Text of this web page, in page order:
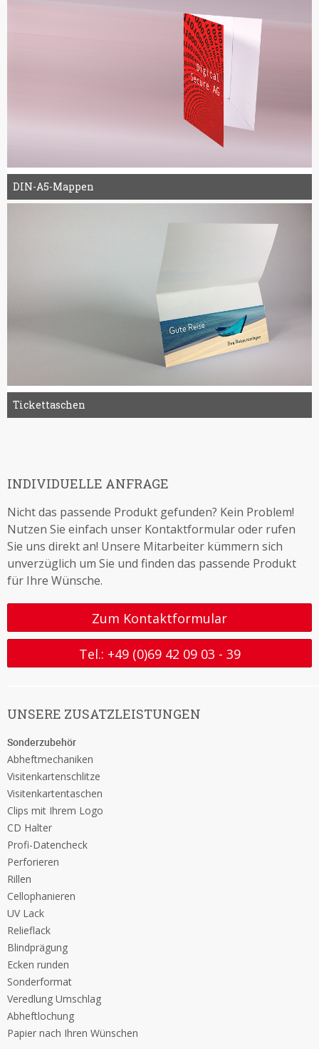
DIN-A5-Mappen
Tickettaschen
INDIVIDUELLE ANFRAGE
Nicht das passende Produkt gefunden? Kein Problem!
Nutzen Sie einfach unser Kontaktformular oder rufen
Sie uns direkt an! Unsere Mitarbeiter kümmern sich
unverzüglich um Sie und finden das passende Produkt
für Ihre Wünsche.
Zum Kontaktformular
Tel.: +49 (0)69 42 09 03 - 39
UNSERE ZUSATZLEISTUNGEN
Sonderzubehör
Abheftmechaniken
Visitenkartenschlitze
Visitenkartentaschen
Clips mit Ihrem Logo
CD Halter
Profi-Datencheck
Perforieren
Rillen
Cellophanieren
UV Lack
Relieflack
Blindprägung
Ecken runden
Sonderformat
Veredlung Umschlag
Abheftlochung
Papier nach Ihren Wünschen